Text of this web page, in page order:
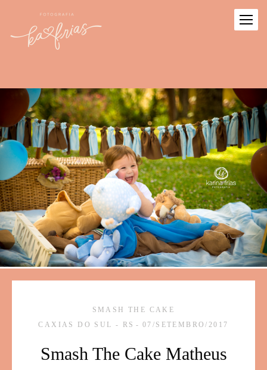
SMASH THE CAKE
CAXIAS DO SUL - RS
07/SETEMBRO/2017
Smash The Cake Matheus